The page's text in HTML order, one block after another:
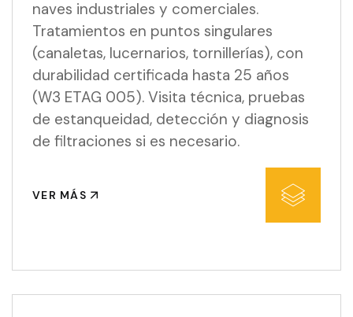
naves industriales y comerciales.
Tratamientos en puntos singulares
(canaletas, lucernarios, tornillerías), con
durabilidad certificada hasta 25 años
(W3 ETAG 005). Visita técnica, pruebas
de estanqueidad, detección y diagnosis
de filtraciones si es necesario.
VER MÁS